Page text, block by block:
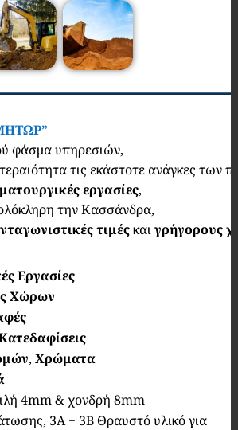
φάσμα υπηρεσιών,
τις εκάστοτε ανάγκες των
εργασίες,
την Κασσάνδρα,
τιμέςκαιγρήγορους
Εργασίες
Χώρων
, Χρώματα
4mm & χονδρή 8mm
3Α + 3Β Θραυστό υλικό για